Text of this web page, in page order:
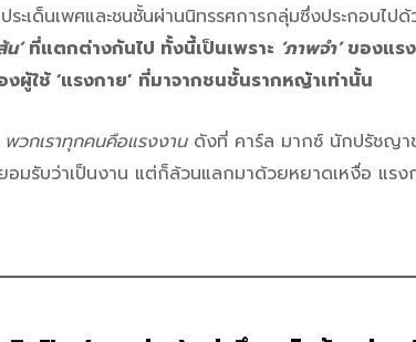
ะเด็นเพศและชนชั้นผ่านนิทรรศการกลุ่มซึ่งประกอบไป
น’ที่แตกต่างกันไป ทั้งนี้เป็นเพราะ ‘ภาพจำ’ของแร
ผู้ใช้ ‘แรงกาย’ ที่มาจากชนชั้นรากหญ้าเท่านั้น
พวกเราทุกคนคือแรงงานดังที่ คาร์ล มากซ์ นักปรัชญาช
อมรับว่าเป็นงาน แต่ก็ล้วนแลกมาด้วยหยาดเหงื่อ แรง